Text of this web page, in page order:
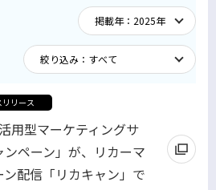
リース
用型マーケティングサ
ペーン」が、リカーマ
配信「リカキャン」で